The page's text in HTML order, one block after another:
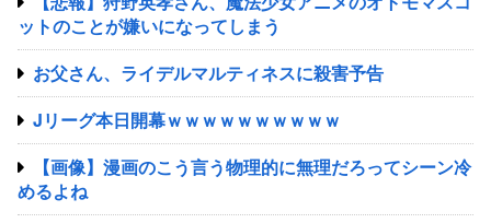
ットのことが嫌いになってしまう
お父さん、ライデルマルティネスに殺害予告
Jリーグ本日開幕ｗｗｗｗｗｗｗｗｗｗ
【画像】漫画のこう言う物理的に無理だろってシーン冷
めるよね